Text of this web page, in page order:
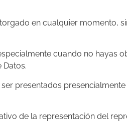
en cualquier momento,
cuando no hayas
presentados
de la representación del